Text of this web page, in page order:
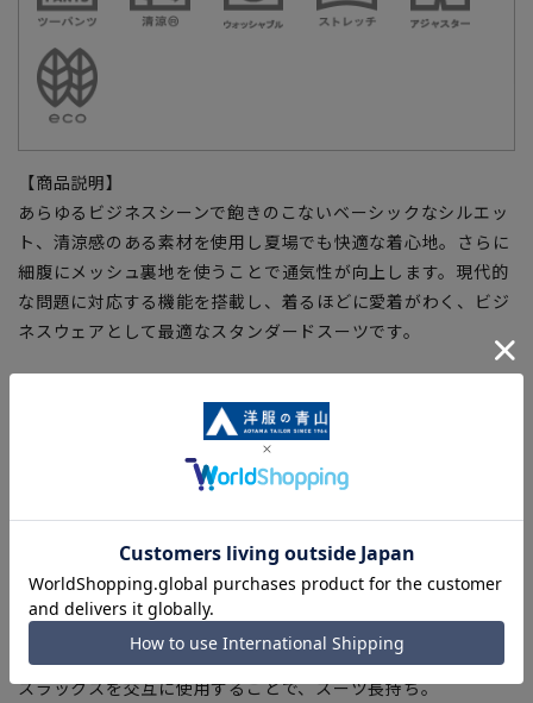
【商品説明】
あらゆるビジネスシーンで飽きのこないベーシックなシルエッ
ト、清涼感のある素材を使用し夏場でも快適な着心地。さらに
細腹にメッシュ裏地を使うことで通気性が向上します。現代的
な問題に対応する機能を搭載し、着るほどに愛着がわく、ビジ
ネスウェアとして最適なスタンダードスーツです。
ご家庭で洗濯可能、洗濯機・シャワークリーンなど洗い方も選
べます。ジャケットのみパンツだけでの洗濯等、ちょっとした
快適な着心地をサポートする豊かな伸縮性。
■折り目スッキリ
生地特性により綺麗なプリーツラインをキープ
■ツーパンツ
スラックスを交互に使用することで、スーツ長持ち。